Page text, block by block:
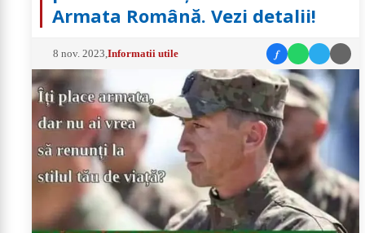
Armata Română. Vezi detalii!
8 nov. 2023 ,Informatii utile f